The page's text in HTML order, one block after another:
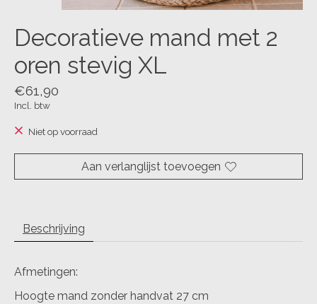
Decoratieve mand met 2
oren stevig XL
€61,90
Incl. btw
Niet op voorraad
Aan verlanglijst toevoegen
Beschrijving
Afmetingen:
Hoogte mand zonder handvat 27 cm